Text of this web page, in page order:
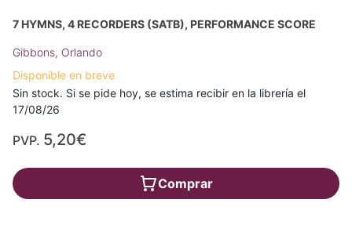
7 HYMNS, 4 RECORDERS (SATB), PERFORMANCE SCORE
Gibbons, Orlando
Disponible en breve
Sin stock. Si se pide hoy, se estima recibir en la librería el
17/08/26
PVP. 5,20€
Comprar